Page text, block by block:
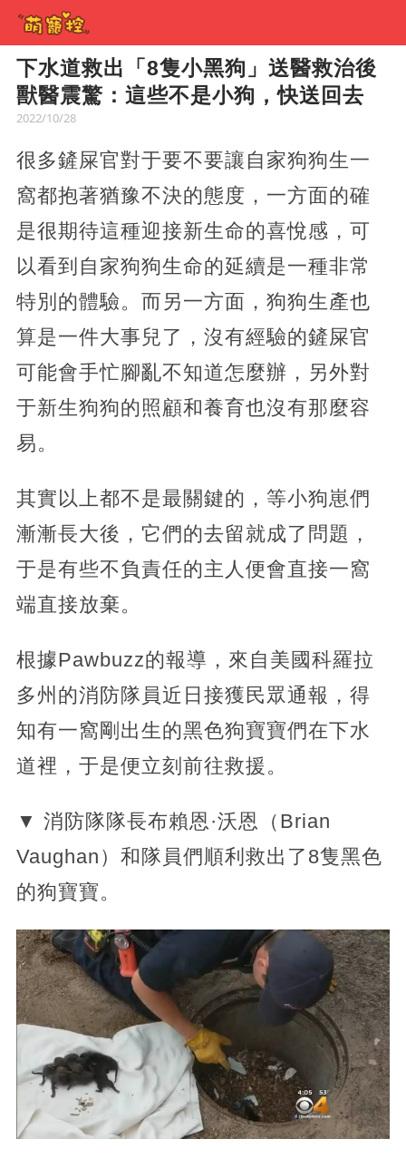
下水道救出「8隻小黑狗」送醫救治後
獸醫震驚：這些不是小狗，快送回去
2022/10/28
很多鏟屎官對于要不要讓自家狗狗生一
窩都抱著猶豫不決的態度，一方面的確
是很期待這種迎接新生命的喜悅感，可
以看到自家狗狗生命的延續是一種非常
特別的體驗。而另一方面，狗狗生產也
算是一件大事兒了，沒有經驗的鏟屎官
可能會手忙腳亂不知道怎麼辦，另外對
于新生狗狗的照顧和養育也沒有那麼容
易。
其實以上都不是最關鍵的，等小狗崽們
漸漸長大後，它們的去留就成了問題，
于是有些不負責任的主人便會直接一窩
端直接放棄。
根據Pawbuzz的報導，來自美國科羅拉
多州的消防隊員近日接獲民眾通報，得
知有一窩剛出生的黑色狗寶寶們在下水
道裡，于是便立刻前往救援。
▼ 消防隊隊長布賴恩·沃恩（Brian
Vaughan）和隊員們順利救出了8隻黑色
的狗寶寶。